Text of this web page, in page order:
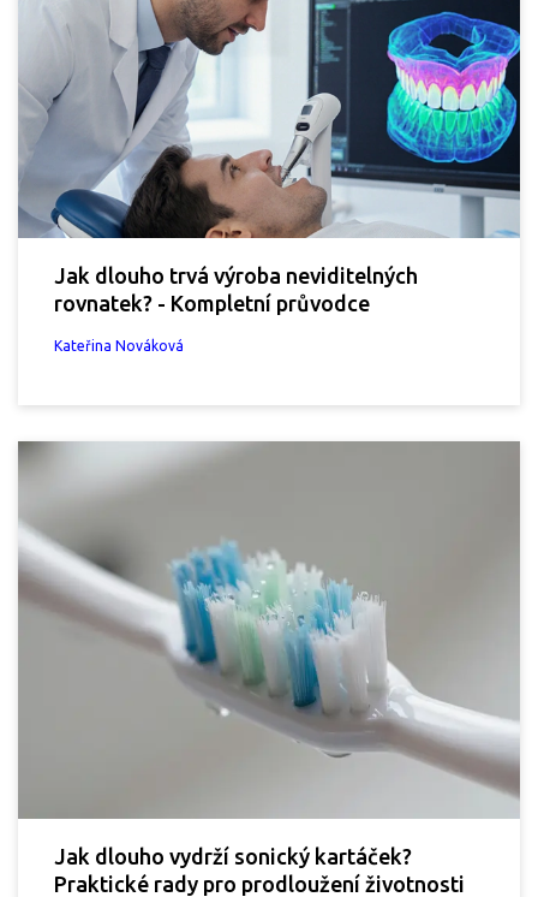
Jak dlouho trvá výroba neviditelných
rovnatek? - Kompletní průvodce
Kateřina Nováková
Jak dlouho vydrží sonický kartáček?
Praktické rady pro prodloužení životnosti